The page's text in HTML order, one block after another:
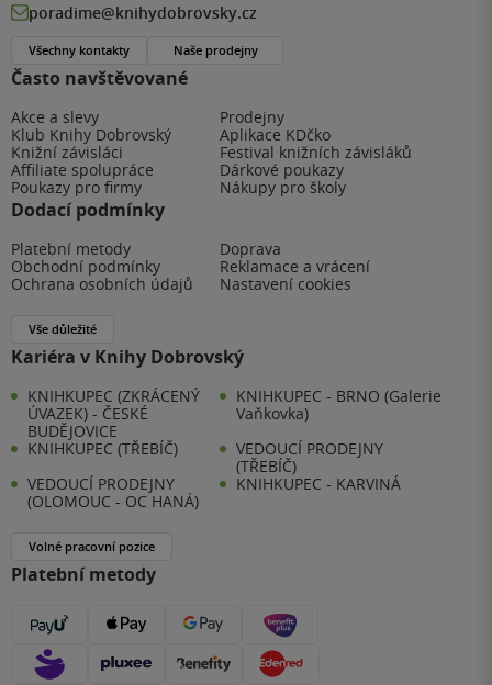
Často navštěvované
Akce a slevy
Prodejny
Klub Knihy Dobrovský
Aplikace KDčko
Knižní závisláci
Festival knižních závisláků
Affiliate spolupráce
Dárkové poukazy
Poukazy pro firmy
Nákupy pro školy
Dodací podmínky
Platební metody
Doprava
Obchodní podmínky
Reklamace a vrácení
Ochrana osobních údajů
Nastavení cookies
Vše důležité
Kariéra v Knihy Dobrovský
KNIHKUPEC (ZKRÁCENÝ
ÚVAZEK) - ČESKÉ
BUDĚJOVICE
KNIHKUPEC - BRNO (Galerie
Vaňkovka)
KNIHKUPEC (TŘEBÍČ)
VEDOUCÍ PRODEJNY
(TŘEBÍČ)
VEDOUCÍ PRODEJNY
(OLOMOUC - OC HANÁ)
KNIHKUPEC - KARVINÁ
Volné pracovní pozice
Platební metody
poradime@knihydobrovsky.cz
Všechny kontakty Naše prodejny